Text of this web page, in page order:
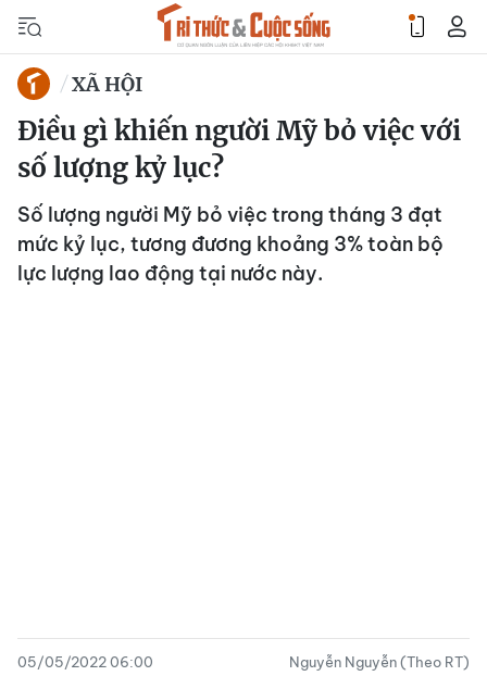
XÃ HỘI
Điều gì khiến người Mỹ bỏ việc với
số lượng kỷ lục?
Số lượng người Mỹ bỏ việc trong tháng 3 đạt
mức kỷ lục, tương đương khoảng 3% toàn bộ
lực lượng lao động tại nước này.
05/05/2022 06:00 Nguyễn Nguyễn (Theo RT)